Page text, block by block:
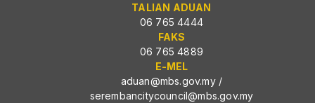
TALIAN ADUAN
06 765 4444
FAKS
06 765 4889
E-MEL
aduan@mbs.gov.my/
serembancitycouncil@mbs.gov.my